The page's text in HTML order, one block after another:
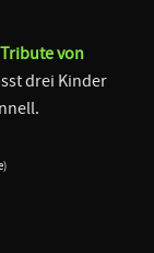
von
drei Kinder